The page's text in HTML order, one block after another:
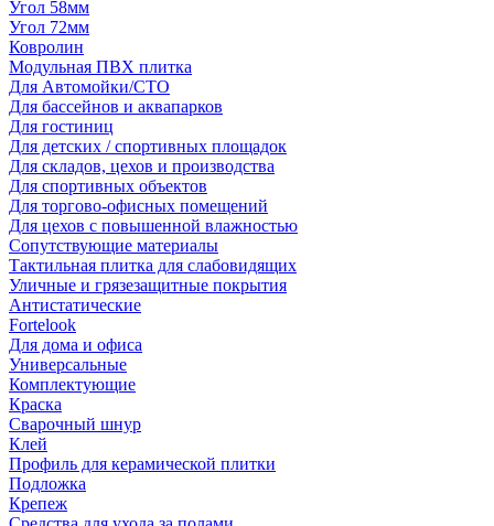
Угол 58мм
Угол 72мм
Ковролин
Модульная ПВХ плитка
Для Автомойки/СТО
Для бассейнов и аквапарков
Для гостиниц
Для детских / спортивных площадок
Для складов, цехов и производства
Для спортивных объектов
Для торгово-офисных помещений
Для цехов с повышенной влажностью
Сопутствующие материалы
Тактильная плитка для слабовидящих
Уличные и грязезащитные покрытия
Антистатические
Fortelook
Для дома и офиса
Универсальные
Комплектующие
Краска
Сварочный шнур
Клей
Профиль для керамической плитки
Подложка
Крепеж